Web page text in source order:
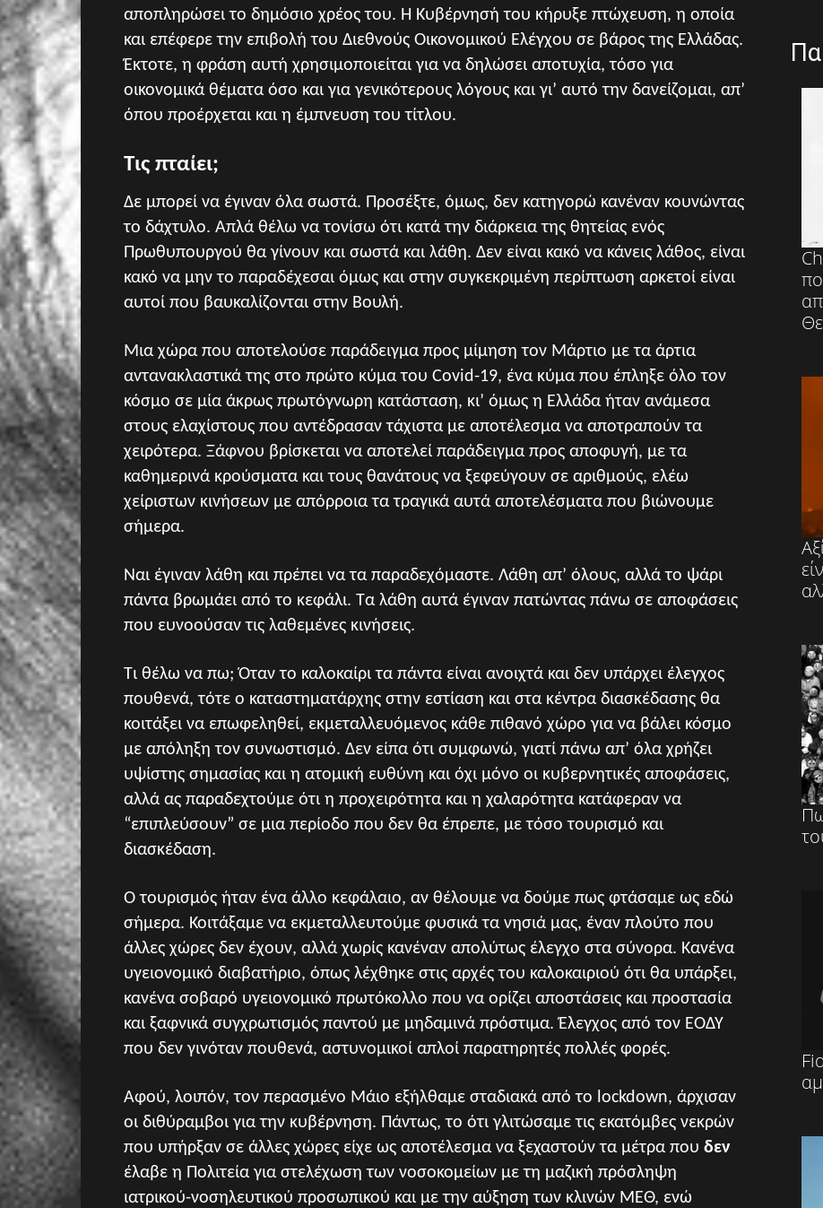
αποπληρώσει το δημόσιο χρέος του. Η Κυβέρνησή του κήρυξε πτώχευση, η οποία
και επέφερε την επιβολή του Διεθνούς Οικονομικού Ελέγχου σε βάρος της Ελλάδας.
Έκτοτε, η φράση αυτή χρησιμοποιείται για να δηλώσει αποτυχία, τόσο για
οικονομικά θέματα όσο και για γενικότερους λόγους και γι’ αυτό την δανείζομαι, απ’
όπου προέρχεται και η έμπνευση του τίτλου.
Τις πταίει;
Δε μπορεί να έγιναν όλα σωστά. Προσέξτε, όμως, δεν κατηγορώ κανέναν κουνώντας
το δάχτυλο. Απλά θέλω να τονίσω ότι κατά την διάρκεια της θητείας ενός
Πρωθυπουργού θα γίνουν και σωστά και λάθη. Δεν είναι κακό να κάνεις λάθος, είναι
κακό να μην το παραδέχεσαι όμως και στην συγκεκριμένη περίπτωση αρκετοί είναι
αυτοί που βαυκαλίζονται στην Βουλή.
Μια χώρα που αποτελούσε παράδειγμα προς μίμηση τον Μάρτιο με τα άρτια
αντανακλαστικά της στο πρώτο κύμα του Covid-19, ένα κύμα που έπληξε όλο τον
κόσμο σε μία άκρως πρωτόγνωρη κατάσταση, κι’ όμως η Ελλάδα ήταν ανάμεσα
στους ελαχίστους που αντέδρασαν τάχιστα με αποτέλεσμα να αποτραπούν τα
χειρότερα. Ξάφνου βρίσκεται να αποτελεί παράδειγμα προς αποφυγή, με τα
καθημερινά κρούσματα και τους θανάτους να ξεφεύγουν σε αριθμούς, ελέω
χείριστων κινήσεων με απόρροια τα τραγικά αυτά αποτελέσματα που βιώνουμε
σήμερα.
Ναι έγιναν λάθη και πρέπει να τα παραδεχόμαστε. Λάθη απ’ όλους, αλλά το ψάρι
πάντα βρωμάει από το κεφάλι. Τα λάθη αυτά έγιναν πατώντας πάνω σε αποφάσεις
που ευνοούσαν τις λαθεμένες κινήσεις.
Τι θέλω να πω; Όταν το καλοκαίρι τα πάντα είναι ανοιχτά και δεν υπάρχει έλεγχος
πουθενά, τότε ο καταστηματάρχης στην εστίαση και στα κέντρα διασκέδασης θα
κοιτάξει να επωφεληθεί, εκμεταλλευόμενος κάθε πιθανό χώρο για να βάλει κόσμο
με απόληξη τον συνωστισμό. Δεν είπα ότι συμφωνώ, γιατί πάνω απ’ όλα χρήζει
υψίστης σημασίας και η ατομική ευθύνη και όχι μόνο οι κυβερνητικές αποφάσεις,
αλλά ας παραδεχτούμε ότι η προχειρότητα και η χαλαρότητα κατάφεραν να
“επιπλεύσουν” σε μια περίοδο που δεν θα έπρεπε, με τόσο τουρισμό και
διασκέδαση.
Ο τουρισμός ήταν ένα άλλο κεφάλαιο, αν θέλουμε να δούμε πως φτάσαμε ως εδώ
σήμερα. Κοιτάξαμε να εκμεταλλευτούμε φυσικά τα νησιά μας, έναν πλούτο που
άλλες χώρες δεν έχουν, αλλά χωρίς κανέναν απολύτως έλεγχο στα σύνορα. Κανένα
υγειονομικό διαβατήριο, όπως λέχθηκε στις αρχές του καλοκαιριού ότι θα υπάρξει,
κανένα σοβαρό υγειονομικό πρωτόκολλο που να ορίζει αποστάσεις και προστασία
και ξαφνικά συγχρωτισμός παντού με μηδαμινά πρόστιμα. Έλεγχος από τον ΕΟΔΥ
που δεν γινόταν πουθενά, αστυνομικοί απλοί παρατηρητές πολλές φορές.
Αφού, λοιπόν, τον περασμένο Μάιο εξήλθαμε σταδιακά από το lockdown, άρχισαν
οι διθύραμβοι για την κυβέρνηση. Πάντως, το ότι γλιτώσαμε τις εκατόμβες νεκρών
που υπήρξαν σε άλλες χώρες είχε ως αποτέλεσμα να ξεχαστούν τα μέτρα που δεν
έλαβε η Πολιτεία για στελέχωση των νοσοκομείων με τη μαζική πρόσληψη
ιατρικού-νοσηλευτικού προσωπικού και με την αύξηση των κλινών ΜΕΘ, ενώ